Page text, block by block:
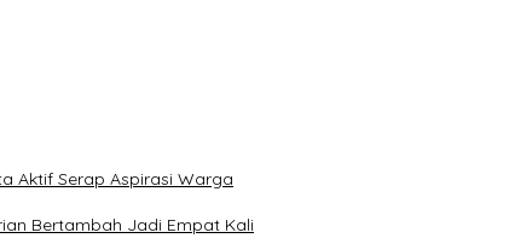
Aktif Serap Aspirasi Warga
Bertambah Jadi Empat Kali